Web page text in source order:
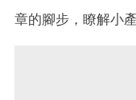
章的腳步，瞭解小